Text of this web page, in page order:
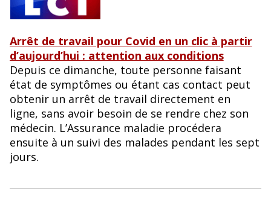
Arrêt de travail pour Covid en un clic à partir
d’aujourd’hui : attention aux conditions
Depuis ce dimanche, toute personne faisant
état de symptômes ou étant cas contact peut
obtenir un arrêt de travail directement en
ligne, sans avoir besoin de se rendre chez son
médecin. L’Assurance maladie procédera
ensuite à un suivi des malades pendant les sept
jours.